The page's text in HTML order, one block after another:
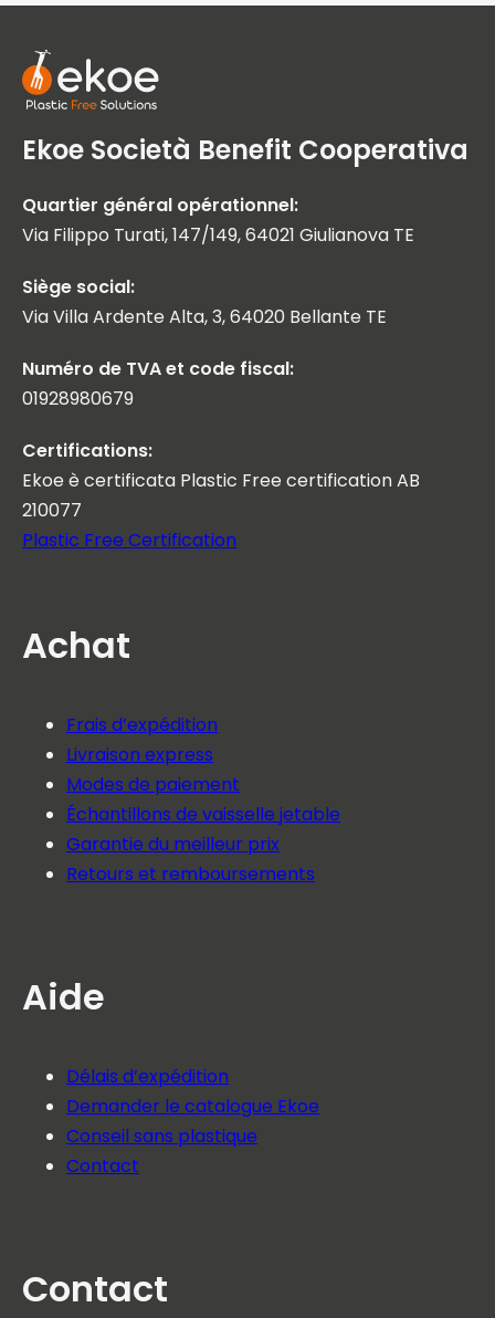
Ekoe Società Benefit Cooperativa
Quartier général opérationnel:
Via Filippo Turati, 147/149, 64021 Giulianova TE
Siège social:
Via Villa Ardente Alta, 3, 64020 Bellante TE
Numéro de TVA et code fiscal:
01928980679
Certifications:
Ekoe è certificata Plastic Free certification AB
210077
Plastic Free Certification
Achat
Frais d’expédition
Livraison express
Modes de paiement
Échantillons de vaisselle jetable
Garantie du meilleur prix
Retours et remboursements
Aide
Délais d’expédition
Demander le catalogue Ekoe
Conseil sans plastique
Contact
Contact